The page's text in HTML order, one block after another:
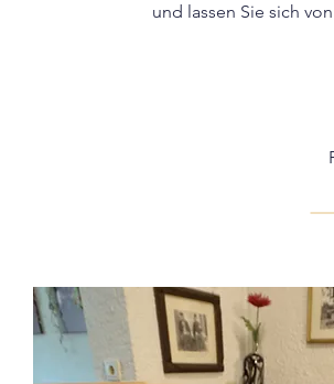
und lassen Sie sich